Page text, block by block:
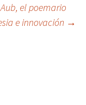
el poemario
e innovación →